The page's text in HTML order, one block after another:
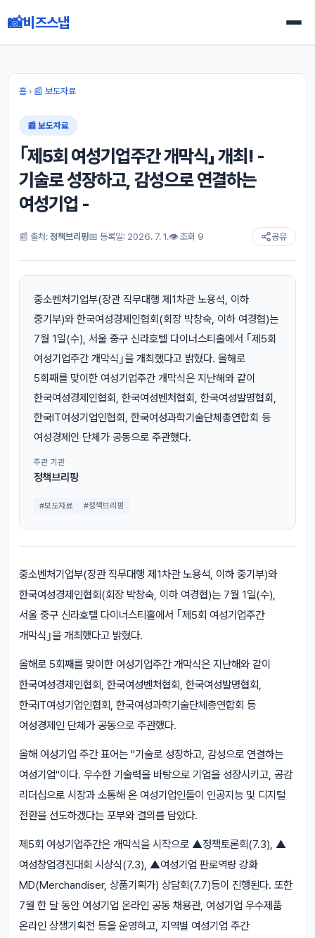
📸비즈스냅
홈› 📰 보도자료
📰 보도자료
｢제5회 여성기업주간 개막식」 개최! -
기술로 성장하고, 감성으로 연결하는
여성기업 -
📰 출처: 정책브리핑📅 등록일: 2026. 7. 1.👁 조회 9 공유
중소벤처기업부(장관 직무대행 제1차관 노용석, 이하
중기부)와 한국여성경제인협회(회장 박창숙, 이하 여경협)는
7월 1일(수), 서울 중구 신라호텔 다이너스티홀에서 ｢제5회
여성기업주간 개막식｣을 개최했다고 밝혔다. 올해로
5회째를 맞이한 여성기업주간 개막식은 지난해와 같이
한국여성경제인협회, 한국여성벤처협회, 한국여성발명협회,
한국IT여성기업인협회, 한국여성과학기술단체총연합회 등
여성경제인 단체가 공동으로 주관했다.
주관 기관
정책브리핑
#보도자료 #정책브리핑
중소벤처기업부(장관 직무대행 제1차관 노용석, 이하 중기부)와
한국여성경제인협회(회장 박창숙, 이하 여경협)는 7월 1일(수),
서울 중구 신라호텔 다이너스티홀에서 ｢제5회 여성기업주간
개막식｣을 개최했다고 밝혔다.
올해로 5회째를 맞이한 여성기업주간 개막식은 지난해와 같이
한국여성경제인협회, 한국여성벤처협회, 한국여성발명협회,
한국IT여성기업인협회, 한국여성과학기술단체총연합회 등
여성경제인 단체가 공동으로 주관했다.
올해 여성기업 주간 표어는 "기술로 성장하고, 감성으로 연결하는
여성기업"이다. 우수한 기술력을 바탕으로 기업을 성장시키고, 공감
리더십으로 시장과 소통해 온 여성기업인들이 인공지능 및 디지털
전환을 선도하겠다는 포부와 결의를 담았다.
제5회 여성기업주간은 개막식을 시작으로 ▲정책토론회(7.3), ▲
여성창업경진대회 시상식(7.3), ▲여성기업 판로역량 강화
MD(Merchandiser, 상품기획가) 상담회(7.7)등이 진행된다. 또한
7월 한 달 동안 여성기업 온라인 공동 채용관, 여성기업 우수제품
온라인 상생기획전 등을 운영하고, 지역별 여성기업 주간